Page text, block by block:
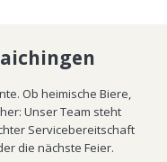
Ob heimische Biere,
Unser Team steht
Servicebereitschaft
die nächste Feier.